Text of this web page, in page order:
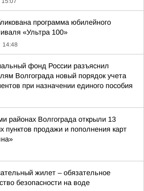
программа юбилейного
«Ультра 100»
14:48
фонд России разъяснил
Волгограда новый порядок учета
при назначении единого пособия
районах Волгограда открыли 13
пунктов продажи и пополнения карт
жилет – обязательное
безопасности на воде